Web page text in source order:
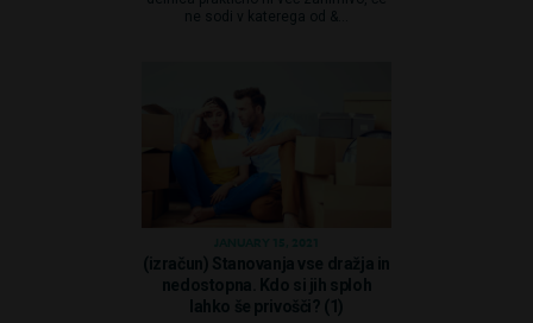
ne sodi v katerega od &...
(izračun) Stanovanja vse dražja in
nedostopna. Kdo si jih sploh
lahko še privošči? (1)